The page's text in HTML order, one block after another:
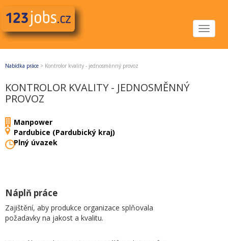
Toggle
Nabídka práce > Kontrolor kvality - jednosměnný provoz
KONTROLOR KVALITY - JEDNOSMĚNNÝ
PROVOZ
Manpower
Pardubice (Pardubický kraj)
Plný úvazek
Náplň práce
Zajištění, aby produkce organizace splňovala
požadavky na jakost a kvalitu.